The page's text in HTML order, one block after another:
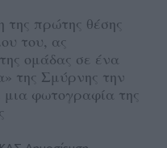
πρώτης θέσης
του, ας
ομάδας σε ένα
της Σμύρνης την
μια φωτογραφία της